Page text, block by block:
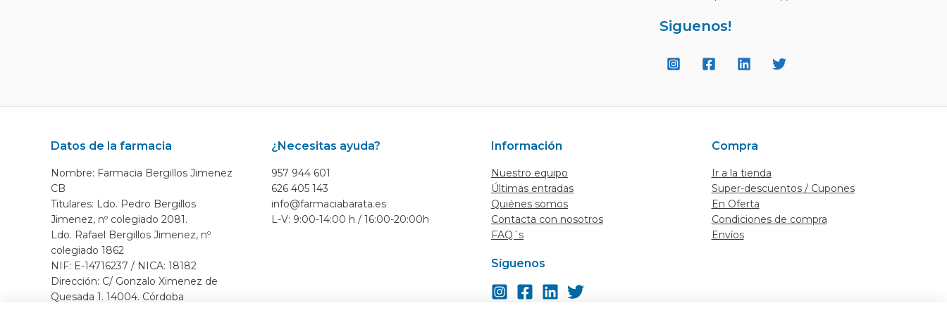
Siguenos!
Datos de la farmacia
Nombre: Farmacia Bergillos Jimenez
CB
Titulares: Ldo. Pedro Bergillos
Jimenez, nº colegiado 2081.
Ldo. Rafael Bergillos Jimenez, nº
colegiado 1862
NIF: E-14716237 / NICA: 18182
Dirección: C/ Gonzalo Ximenez de
Quesada 1. 14004. Córdoba
¿Necesitas ayuda?
957 944 601
626 405 143
info@farmaciabarata.es
L-V: 9:00-14:00 h / 16:00-20:00h
Información
Nuestro equipo
Últimas entradas
Quiénes somos
Contacta con nosotros
FAQ´s
Síguenos
Compra
Ir a la tienda
Super-descuentos / Cupones
En Oferta
Condiciones de compra
Envíos